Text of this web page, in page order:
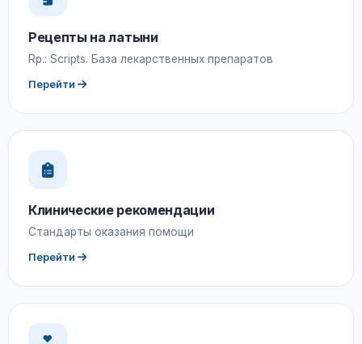
Рецепты на латыни
Rp.: Scripts. База лекарственных препаратов
Перейти
Клинические рекомендации
Стандарты оказания помощи
Перейти